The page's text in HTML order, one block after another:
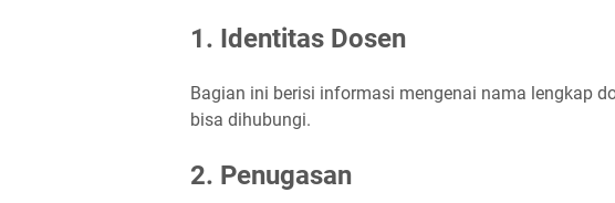
1. Identitas Dosen
Bagian ini berisi informasi mengenai nama lengkap
bisa dihubungi.
2. Penugasan